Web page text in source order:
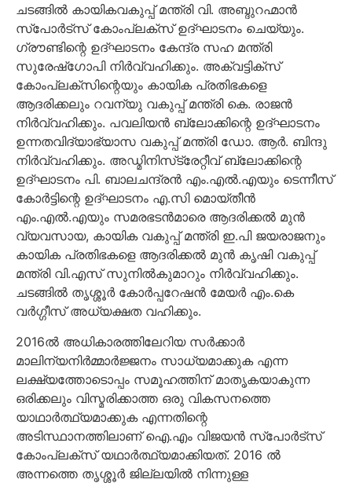
ചടങ്ങില്‍ കായികവകുപ്പ് മന്ത്രി വി. അബ്ദുറഹ്മാന്‍
സ്‌പോര്‍ട്‌സ് കോംപ്ലക്‌സ് ഉദ്ഘാടനം ചെയ്യും.
ഗ്രൗണ്ടിന്റെ ഉദ്ഘാടനം കേന്ദ്ര സഹ മന്ത്രി
സുരേഷ്‌ഗോപി നിര്‍വ്വഹിക്കും. അക്വട്ടിക്‌സ്
കോംപ്ലക്‌സിന്റെയും കായിക പ്രതിഭകളെ
ആദരിക്കലും റവന്യു വകുപ്പ് മന്ത്രി കെ. രാജന്‍
നിര്‍വ്വഹിക്കും. പവലിയന്‍ ബ്ലോക്കിന്റെ ഉദ്ഘാടനം
ഉന്നതവിദ്യാഭ്യാസ വകുപ്പ് മന്ത്രി ഡോ. ആര്‍. ബിന്ദു
നിര്‍വ്വഹിക്കും. അഡ്മിനിസ്‌ട്രേറ്റീവ് ബ്ലോക്കിന്റെ
ഉദ്ഘാടനം പി. ബാലചന്ദ്രന്‍ എം.എല്‍.എയും ടെന്നീസ്
കോര്‍ട്ടിന്റെ ഉദ്ഘാടനം എ.സി മൊയ്തീന്‍
എം.എല്‍.എയും സമരഭടന്‍മാരെ ആദരിക്കല്‍ മുന്‍
വ്യവസായ, കായിക വകുപ്പ് മന്ത്രി ഇ.പി ജയരാജനും
കായിക പ്രതിഭകളെ ആദരിക്കല്‍ മുന്‍ കൃഷി വകുപ്പ്
മന്ത്രി വി.എസ് സുനില്‍കുമാറും നിര്‍വ്വഹിക്കും.
ചടങ്ങില്‍ തൃശ്ശൂര്‍ കോര്‍പ്പറേഷന്‍ മേയര്‍ എം.കെ
വര്‍ഗ്ഗീസ് അധ്യക്ഷത വഹിക്കും.
2016ല്‍ അധികാരത്തിലേറിയ സര്‍ക്കാര്‍
മാലിന്യനിര്‍മ്മാര്‍ജ്ജനം സാധ്യമാക്കുക എന്ന
ലക്ഷ്യത്തോടൊപ്പം സമൂഹത്തിന് മാതൃകയാകുന്ന
ഒരിക്കലും വിസ്മരിക്കാത്ത ഒരു വികസനത്തെ
യാഥാര്‍ത്ഥ്യമാക്കുക എന്നതിന്റെ
അടിസ്ഥാനത്തിലാണ് ഐ.എം വിജയന്‍ സ്‌പോര്‍ട്‌സ്
കോംപ്ലക്‌സ് യഥാര്‍ത്ഥ്യമാക്കിയത്. 2016 ല്‍
അന്നത്തെ തൃശ്ശൂര്‍ ജില്ലയില്‍ നിന്നുള്ള